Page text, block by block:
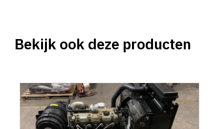
Bekijk ook deze producten